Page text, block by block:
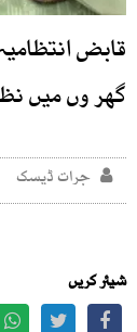
قابض
گھر وں میں
جرات ڈیسک
شیئر کریں